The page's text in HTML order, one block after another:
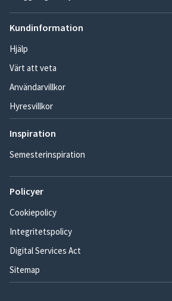
Kundinformation
Hjälp
Värt att veta
Användarvillkor
Hyresvillkor
Inspiration
Semesterinspiration
Policyer
Cookiepolicy
Integritetspolicy
Digital Services Act
Sitemap